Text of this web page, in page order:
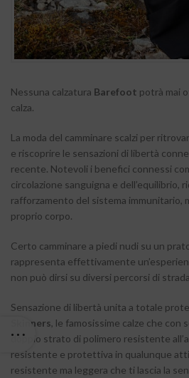
Nessuna calzatura Barefoot potrà mai
calza.
La moda del camminare scalzi per
e riscoprire le sensazioni di libertà
recente. Notevoli i benefici connessi
circolazione sanguigna e dell’equilibrio,
rafforzamento del sistema immunitario,
proprio corpo.
Certo camminare a piedi nudi su un
rappresenta effettivamente
non può dirsi su diversi percorsi di
Sensazione di libertà unita a totale
Skinners, le famosissime calze che con
doppio strato di polimero resistente
resistente e protettiva in qualunque
resistente ma leggera che ti lascia la